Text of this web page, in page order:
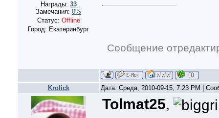
Награды: 33
Замечания: 0%
Статус: Offline
Город: Екатеринбург
Сообщение
Krolick Дата: Среда, 2010-09-15, 7:23 PM |
Tolmat25,